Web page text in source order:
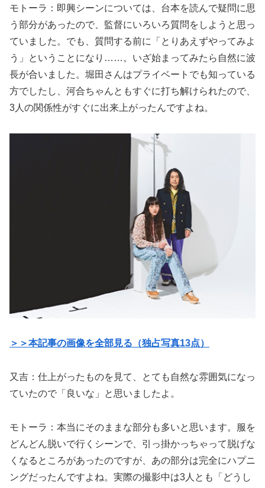
モトーラ：即興シーンについては、台本を読んで疑問に思
う部分があったので、監督にいろいろ質問をしようと思っ
ていました。でも、質問する前に「とりあえずやってみよ
う」ということになり……。いざ始まってみたら自然に波
長が合いました。堀田さんはプライベートでも知っている
方でしたし、河合ちゃんともすぐに打ち解けられたので、
3人の関係性がすぐに出来上がったんですよね。
＞＞本記事の画像を全部見る（独占写真13点）
又吉：仕上がったものを見て、とても自然な雰囲気になっ
ていたので「良いな」と思いましたよ。
モトーラ：本当にそのままな部分も多いと思います。服を
どんどん脱いで行くシーンで、引っ掛かっちゃって脱げな
くなるところがあったのですが、あの部分は完全にハプニ
ングだったんですよね。実際の撮影中は3人とも「どうし